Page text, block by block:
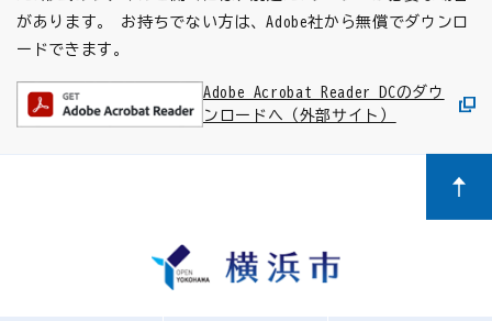
があります。
お持ちでない方は、Adobe社から無償でダウンロ
ードできます。
Adobe Acrobat Reader DCのダウ
ンロードへ（外部サイト）